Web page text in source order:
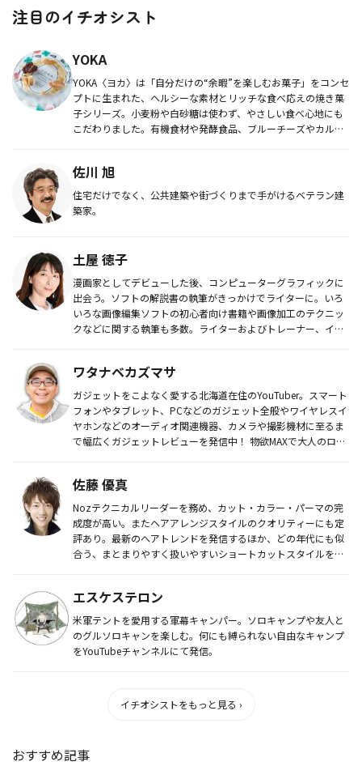
注目のイチオシスト
YOKA
YOKA〈ヨカ〉は「自分だけの“余暇”を楽しむお菓子」をコンセ
プトに生まれた、ヘルシーな素材とリッチな食べ応えの焼き菓
子シリーズ。小麦粉や白砂糖は使わず、やさしい食べ心地にも
こだわりました。有機食材や発酵食品、ブルーチーズやカルダ
佐川 旭
住宅だけでなく、公共建築や街づくりまで手がけるベテラン建
築家。
土屋 徳子
漫画家としてデビューした後、コンピューターグラフィックに
出会う。ソフトの解説書の執筆がきっかけでライターに。いろ
いろな画像編集ソフトの初心者向け書籍や画像加工のテクニッ
クなどに関する執筆も多数。ライターおよびトレーナー、イラ
ワタナベカズマサ
ガジェットをこよなく愛する北海道在住のYouTuber。スマート
フォンやタブレット、PCなどのガジェット全般やワイヤレスイ
ヤホンなどのオーディオ関連機器、カメラや撮影機材に至るま
で幅広くガジェットレビューを発信中！ 物欲MAXで大人のロマ
佐藤 優真
Nozテクニカルリーダーを務め、カット・カラー・パーマの完
成度が高い。またヘアアレンジスタイルのクオリティーにも定
評あり。最新のヘアトレンドを発信するほか、どの年代にも似
合う、まとまりやすく扱いやすいショートカットスタイルを追
エスケステロン
米軍テントを愛用する軍幕キャンパー。ソロキャンプや友人と
のグルソロキャンを楽しむ。何にも縛られない自由なキャンプ
をYouTubeチャンネルにて発信。
イチオシストをもっと見る ›
おすすめ記事